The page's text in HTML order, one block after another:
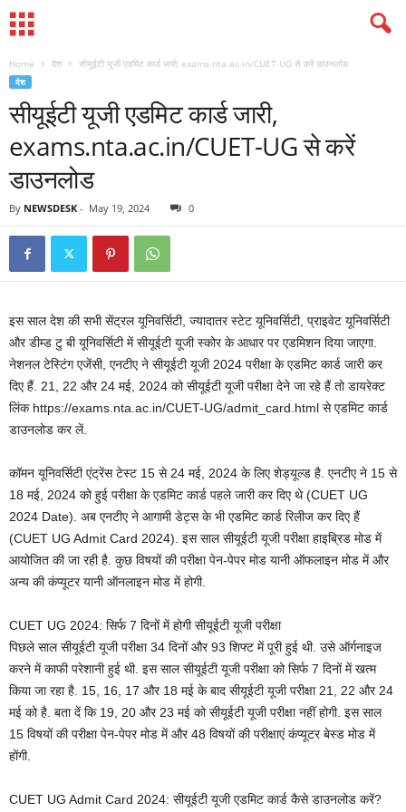
Home देश सीयूईटी यूजी एडमिट कार्ड जारी, exams.nta.ac.in/CUET-UG से करें डाउनलोड
देश
सीयूईटी यूजी एडमिट कार्ड जारी,
exams.nta.ac.in/CUET-UG से करें
डाउनलोड
By NEWSDESK - May 19, 2024 0
इस साल देश की सभी सेंट्रल यूनिवर्सिटी, ज्यादातर स्टेट यूनिवर्सिटी, प्राइवेट यूनिवर्सिटी
और डीम्ड टु बी यूनिवर्सिटी में सीयूईटी यूजी स्कोर के आधार पर एडमिशन दिया जाएगा.
नेशनल टेस्टिंग एजेंसी, एनटीए ने सीयूईटी यूजी 2024 परीक्षा के एडमिट कार्ड जारी कर
दिए हैं. 21, 22 और 24 मई, 2024 को सीयूईटी यूजी परीक्षा देने जा रहे हैं तो डायरेक्ट
लिंक https://exams.nta.ac.in/CUET-UG/admit_card.html से एडमिट कार्ड
डाउनलोड कर लें.
कॉमन यूनिवर्सिटी एंट्रेंस टेस्ट 15 से 24 मई, 2024 के लिए शेड्यूल्ड है. एनटीए ने 15 से
18 मई, 2024 को हुई परीक्षा के एडमिट कार्ड पहले जारी कर दिए थे (CUET UG
2024 Date). अब एनटीए ने आगामी डेट्स के भी एडमिट कार्ड रिलीज कर दिए हैं
(CUET UG Admit Card 2024). इस साल सीयूईटी यूजी परीक्षा हाइब्रिड मोड में
आयोजित की जा रही है. कुछ विषयों की परीक्षा पेन-पेपर मोड यानी ऑफलाइन मोड में और
अन्य की कंप्यूटर यानी ऑनलाइन मोड में होगी.
CUET UG 2024: सिर्फ 7 दिनों में होगी सीयूईटी यूजी परीक्षा
पिछले साल सीयूईटी यूजी परीक्षा 34 दिनों और 93 शिफ्ट में पूरी हुई थी. उसे ऑर्गनाइज
करने में काफी परेशानी हुई थी. इस साल सीयूईटी यूजी परीक्षा को सिर्फ 7 दिनों में खत्म
किया जा रहा है. 15, 16, 17 और 18 मई के बाद सीयूईटी यूजी परीक्षा 21, 22 और 24
मई को है. बता दें कि 19, 20 और 23 मई को सीयूईटी यूजी परीक्षा नहीं होगी. इस साल
15 विषयों की परीक्षा पेन-पेपर मोड में और 48 विषयों की परीक्षाएं कंप्यूटर बेस्ड मोड में
होंगी.
CUET UG Admit Card 2024: सीयूईटी यूजी एडमिट कार्ड कैसे डाउनलोड करें?